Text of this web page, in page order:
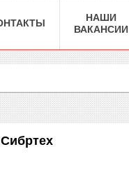
НАШИ
ВАКАНСИИ